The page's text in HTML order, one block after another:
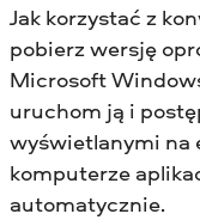
Jak korzystać z
pobierz wersję
Microsoft
uruchom ją i
wyświetlanymi na
komputerze
automatycznie.